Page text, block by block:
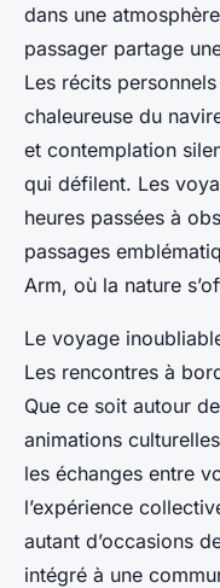
dans une
passager partage
Les récits
chaleureuse du
et contemplation
qui défilent. Les
heures passées à
passages
Arm, où la nature
Le voyage
Les rencontres à
Que ce soit autour
animations
les échanges entre
l’expérience
autant d’occasions
intégré à une